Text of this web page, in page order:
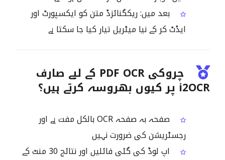
بعد میں: ریکگنائزڈ متن کو ایکسپورٹ اور
ایڈٹ کر کے نیا میٹریل تیار کیا جا سکتا ہے
چروکی PDF OCR کے لیے صارف
i2OCR پر کیوں بھروسہ کرتے ہیں؟
صفحہ بہ صفحہ OCR بالکل مفت ہے اور
رجسٹریشن کی ضرورت نہیں
اپ لوڈ کی گئی فائلیں اور نتائج 30 منٹ کے